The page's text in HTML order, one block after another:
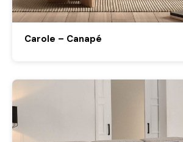
Carole – Canapé